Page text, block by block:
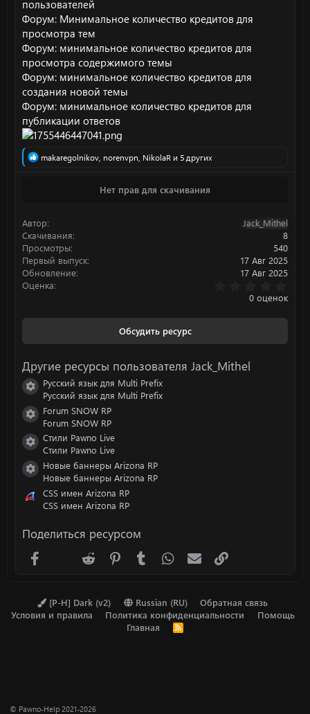
пользователей
Форум: Минимальное количество кредитов для
просмотра тем
Форум: минимальное количество кредитов для
просмотра содержимого темы
Форум: минимальное количество кредитов для
создания новой темы
Форум: минимальное количество кредитов для
публикации ответов
Р
и
:
makaregolnikov, norenvpn, NikolaR и 5 других
Нет прав для скачивания
Автор
Jack_Mithel
Скачивания
8
Просмотры
540
Первый выпуск
17 Авг 2025
Обновление
17 Авг 2025
Оценка
.
0
0 оценок
Обсудить ресурс
Другие ресурсы пользователя Jack_Mithel
Иконка ресурса
Русский язык для Multi Prefix
Русский язык для Multi Prefix
Иконка ресурса
Forum SNOW RP
Forum SNOW RP
Иконка ресурса
Стили Pawno Live
Стили Pawno Live
Иконка ресурса
Новые баннеры Arizona RP
Новые баннеры Arizona RP
CSS имен Arizona RP
CSS имен Arizona RP
Поделиться ресурсом
FacebookX (Twitter)
Reddit PinterestTumblr WhatsAppЭлектронная почта
[P-H] Dark (v2) Russian (RU)
Обратная связь
Условия и правила
Политика конфиденциальности
Помощь
Главная
R
© Pawno-Help 2021-2026